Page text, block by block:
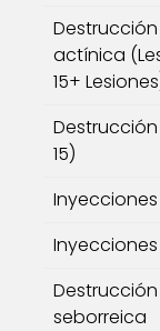
actínica
15+
15)
seborreica